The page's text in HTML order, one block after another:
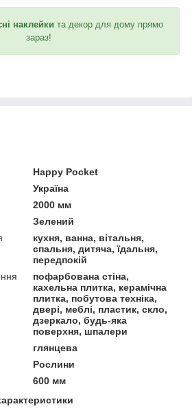
наклейки та декор для дому прямо
зараз!
Happy Pocket
Україна
2000 мм
Зелений
кухня, ванна, вітальня,
спальня, дитяча, їдальня,
передпокій
пофарбована стіна,
кахельна плитка, керамічна
плитка, побутова техніка,
двері, меблі, пластик, скло,
дзеркало, будь-яка
поверхня, шпалери
глянцева
Рослини
600 мм